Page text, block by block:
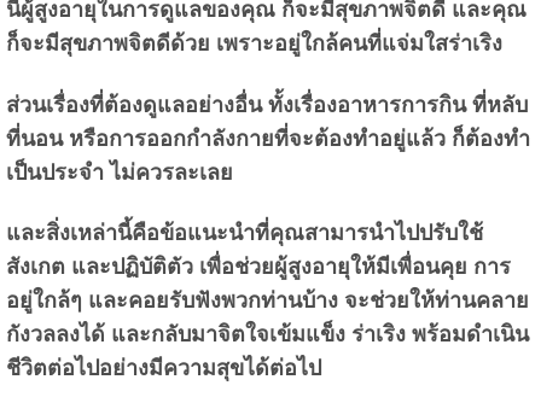
นี้ผู้สูงอายุในการดูแลของคุณ ก็จะมีสุขภาพจิตดี และคุณ
ก็จะมีสุขภาพจิตดีด้วย เพราะอยู่ใกล้คนที่แจ่มใสร่าเริง
ส่วนเรื่องที่ต้องดูแลอย่างอื่น ทั้งเรื่องอาหารการกิน ที่หลับ
ที่นอน หรือการออกกำลังกายที่จะต้องทำอยู่แล้ว ก็ต้องทำ
เป็นประจำ ไม่ควรละเลย
และสิ่งเหล่านี้คือข้อแนะนำที่คุณสามารนำไปปรับใช้
สังเกต และปฏิบัติตัว เพื่อช่วยผู้สูงอายุให้มีเพื่อนคุย การ
อยู่ใกล้ๆ และคอยรับฟังพวกท่านบ้าง จะช่วยให้ท่านคลาย
กังวลลงได้ และกลับมาจิตใจเข้มแข็ง ร่าเริง พร้อมดำเนิน
ชีวิตต่อไปอย่างมีความสุขได้ต่อไป